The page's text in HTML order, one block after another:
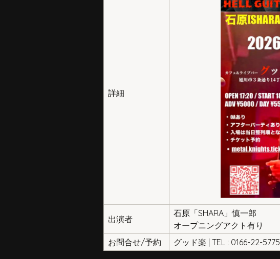
詳細
出演者
石原「SHARA」慎一郎
オープニングアクト有り
お問合せ/予約
グッド楽 | TEL : 0166-22-5775